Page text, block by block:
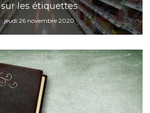
sur les étiquettes
jeudi 26 novembre 2020